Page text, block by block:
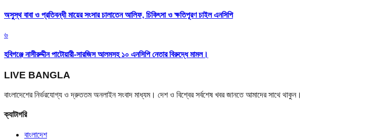
অসুস্থ বাবা ও প্রতিবন্ধী মায়ের সংসার চালাতেন আলিফ, চিকিৎসা ও ক্ষতিপূরণ চাইল এনসিপি
৬
হবিগঞ্জে নাসীরুদ্দীন পাটোয়ারী-সারজিস আলমসহ ১০ এনসিপি নেতার বিরুদ্ধে মামল।
LIVE BANGLA
বাংলাদেশের নির্ভরযোগ্য ও দ্রুততম অনলাইন সংবাদ মাধ্যম। দেশ ও বিশ্বের সর্বশেষ খবর জানতে আমাদের সাথে থাকুন।
ক্যাটাগরি
বাংলাদেশ